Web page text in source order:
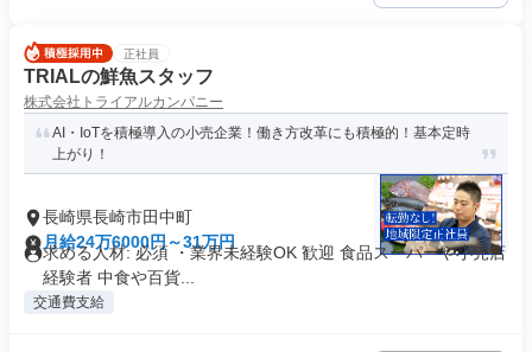
正社員
TRIALの鮮魚スタッフ
株式会社トライアルカンパニー
AI・IoTを積極導入の小売企業！働き方改革にも積極的！基本定時
上がり！
長崎県長崎市田中町
月給24万6000円～31万円
求める人材: 必須 ・業界未経験OK 歓迎 食品スーパーや小売店
経験者 中食や百貨...
交通費支給